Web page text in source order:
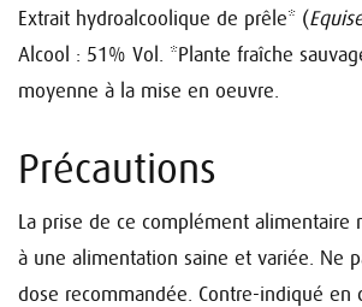
Extrait hydroalcoolique de prêle* (
Alcool : 51% Vol. *Plante fraîche
moyenne à la mise en oeuvre.
Précautions
La prise de ce complément alimentaire
à une alimentation saine et variée. Ne
dose recommandée. Contre-indiqué en